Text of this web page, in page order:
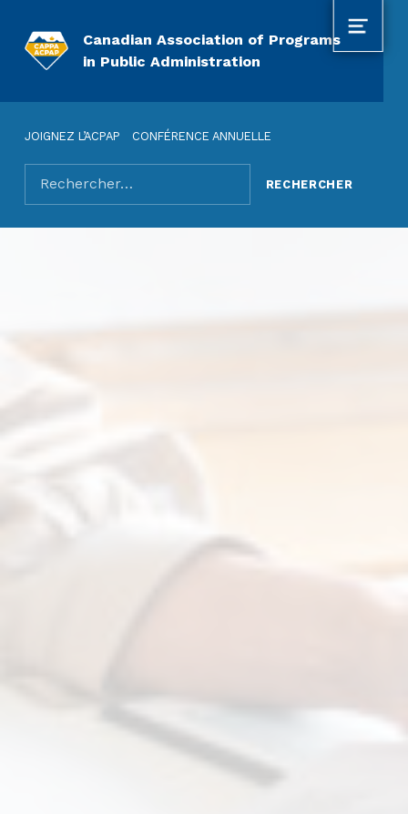
Canadian Association of Programs
in Public Administration
JOIGNEZ L’ACPAP CONFÉRENCE ANNUELLE
Rechercher pour :
MENU